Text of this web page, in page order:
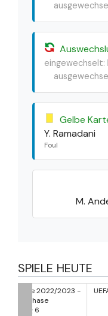
eingewechselt:
Gelbe
Y. Ramadani
Foul
M.
SPIELE HEUTE
UEFA Nations